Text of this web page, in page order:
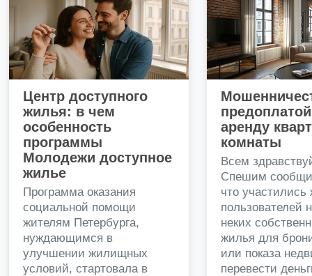
Удобства —стиральная машина
Удобства —телевизор
Удобства —холодильник
Удобства —интернет
Разное — можно с детьми
Комнат в квартире —
Инфраструктура —детская площадка
Инфраструктура — парковка для колясок
Инфраструктура —парковка для велосипеда
Инфраструктура —спортзал
Материал стен —панель
Центр доступного
жилья: в чем
особенность
программы
Молодежи доступное
жилье
Программа оказания
социальной помощи
жителям Петербурга,
нуждающимся в
улучшении жилищных
условий, стартовала в
аренду
комнаты
Всем
Спешим
что
пользователей
неких
жилья для
или показа
перевести